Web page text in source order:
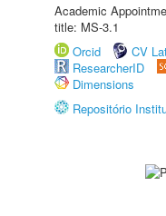
Academic
title: MS-3.1
Orcid
CV
ResearcherID
Dimensions
Repositório